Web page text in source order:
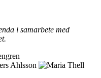
i samarbete med